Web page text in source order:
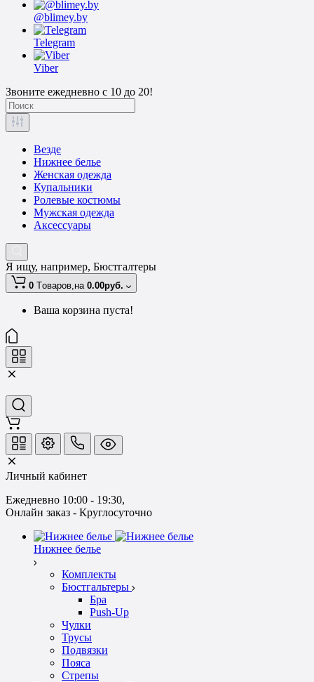
@blimey.by
Telegram
Viber
Звоните ежедневно с 10 до 20!
Везде
Нижнее белье
Женская одежда
Купальники
Ролевые костюмы
Мужская одежда
Аксессуары
Я ищу, например, Бюстгалтеры
0 Tоваров,на 0.00руб.
Ваша корзина пуста!
Личный кабинет
Ежедневно 10:00 - 19:30,
Онлайн заказ - Круглосуточно
Нижнее белье
Комплекты
Бюстгальтеры
Бра
Push-Up
Чулки
Трусы
Подвязки
Пояса
Стрепы